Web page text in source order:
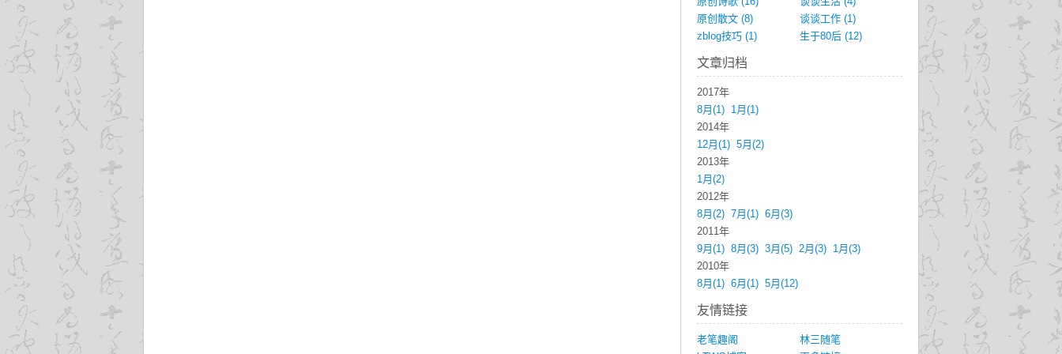
原创散文 (8)
zblog技巧 (1)
谈谈工作 (1)
生于80后 (12)
文章归档
2017年
8月 (1) 1月 (1)
2014年
12月 (1) 5月 (2)
2013年
1月 (2)
2012年
8月 (2) 7月 (1) 6月 (3)
2011年
9月 (1) 8月 (3) 3月 (5) 2月 (3) 1月 (3)
2010年
8月 (1) 6月 (1) 5月 (12)
友情链接
老笔趣阁
林三随笔